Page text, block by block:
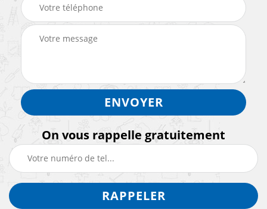
On vous rappelle gratuitement